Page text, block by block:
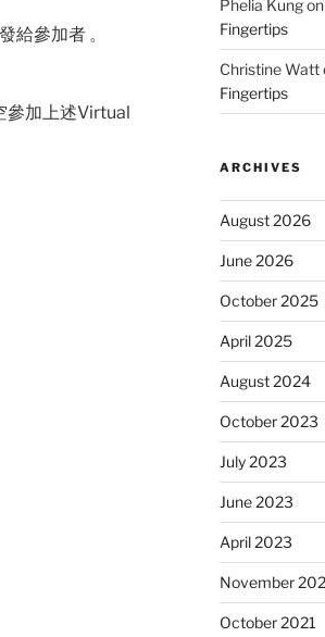
參加者 。
參加上述Virtual
Phelia Kung
Fingertips
Christine Watt
Fingertips
ARCHIVES
August 2026
June 2026
October 2025
April 2025
August 2024
October 2023
July 2023
June 2023
April 2023
November
October 2021